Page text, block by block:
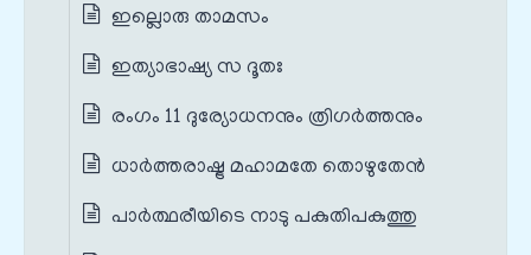
ഇല്ലൊരു താമസം
ഇത്യാഭാഷ്യ സ ദൂതഃ
രംഗം 11 ദുര്യോധനനും ത്രിഗർത്തനും
ധാർത്തരാഷ്ട്ര മഹാമതേ തൊഴുതേൻ
പാർത്ഥരീയിടെ നാടു പകുതിപകുത്തു